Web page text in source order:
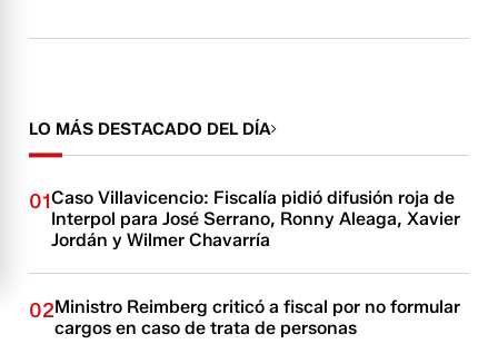
LO MÁS DESTACADO DEL DÍA
01Caso Villavicencio: Fiscalía pidió difusión roja de
Interpol para José Serrano, Ronny Aleaga, Xavier
Jordán y Wilmer Chavarría
02Ministro Reimberg criticó a fiscal por no formular
cargos en caso de trata de personas